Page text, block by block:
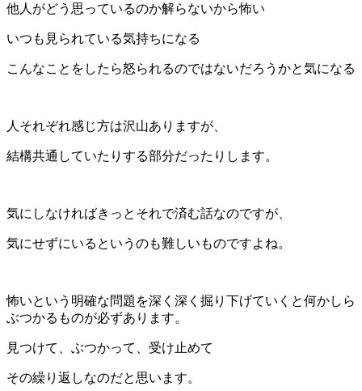
他人がどう思っているのか解らないから怖い
いつも見られている気持ちになる
こんなことをしたら怒られるのではないだろうかと気になる
人それぞれ感じ方は沢山ありますが、
結構共通していたりする部分だったりします。
気にしなければきっとそれで済む話なのですが、
気にせずにいるというのも難しいものですよね。
怖いという明確な問題を深く深く掘り下げていくと何かしら
ぶつかるものが必ずあります。
見つけて、ぶつかって、受け止めて
その繰り返しなのだと思います。